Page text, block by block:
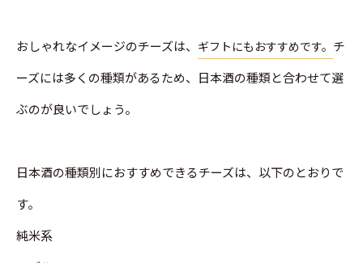
おしゃれなイメージのチーズは、 ギフトにもおすすめです。 チ
ーズには多くの種類があるため、日本酒の種類と合わせて選
ぶのが良いでしょう。
日本酒の種類別におすすめできるチーズは、以下のとおりで
す。
純米系